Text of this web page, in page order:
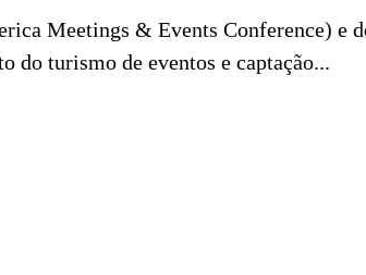
Meetings & Events Conference) e
do turismo de eventos e captação...